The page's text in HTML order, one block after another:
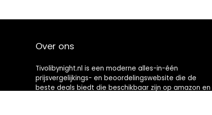
Over ons
Tivolibynight.nl is een moderne alles-in-één
prijsvergelijkings- en beoordelingswebsite die de
beste deals biedt die beschikbaar zijn op amazon en